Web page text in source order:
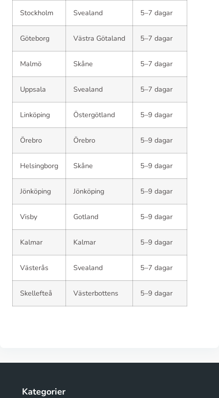
Stockholm Svealand 5–7 dagar
Göteborg Västra Götaland 5–7 dagar
Malmö Skåne 5–7 dagar
Uppsala Svealand 5–7 dagar
Linköping Östergötland 5–9 dagar
Örebro Örebro 5–9 dagar
Helsingborg Skåne 5–9 dagar
Jönköping Jönköping 5–9 dagar
Visby Gotland 5–9 dagar
Kalmar Kalmar 5–9 dagar
Västerås Svealand 5–7 dagar
Skellefteå Västerbottens 5–9 dagar
Kategorier